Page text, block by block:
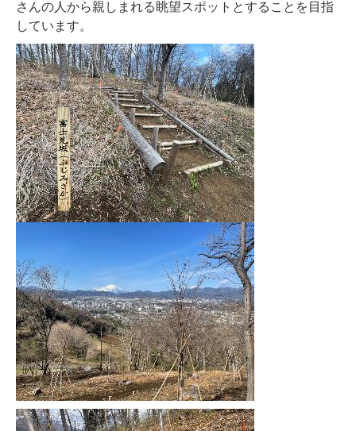
さんの人から親しまれる眺望スポットとすることを目指
しています。